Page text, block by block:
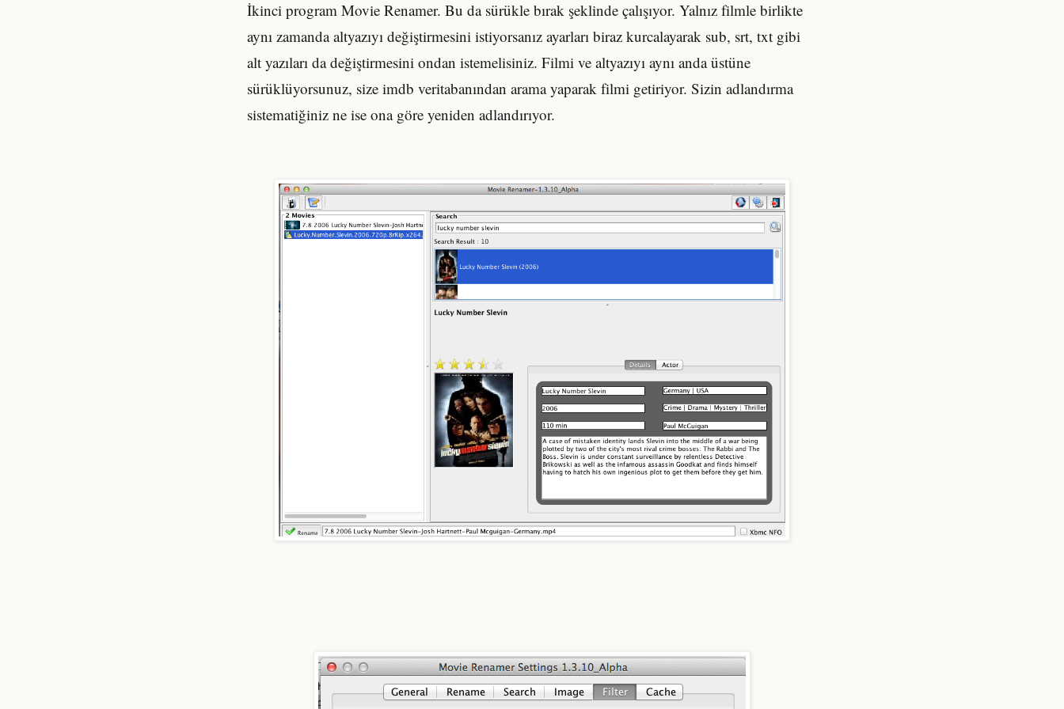
İkinci program Movie Renamer. Bu da sürükle bırak şeklinde çalışıyor. Yalnız filmle birlikte
aynı zamanda altyazıyı değiştirmesini istiyorsanız ayarları biraz kurcalayarak sub, srt, txt gibi
alt yazıları da değiştirmesini ondan istemelisiniz. Filmi ve altyazıyı aynı anda üstüne
sürüklüyorsunuz, size imdb veritabanından arama yaparak filmi getiriyor. Sizin adlandırma
sistematiğiniz ne ise ona göre yeniden adlandırıyor.